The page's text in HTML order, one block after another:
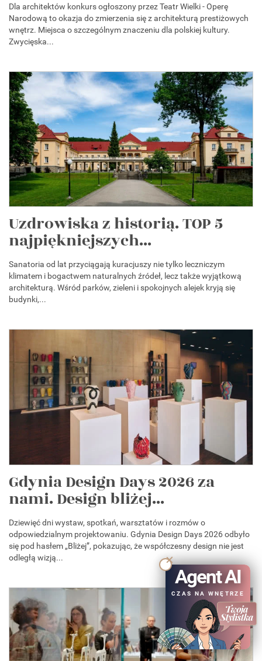
Dla architektów konkurs ogłoszony przez Teatr Wielki - Operę
Narodową to okazja do zmierzenia się z architekturą prestiżowych
wnętrz. Miejsca o szczególnym znaczeniu dla polskiej kultury.
Zwycięska...
Uzdrowiska z historią. TOP 5
najpiękniejszych...
Sanatoria od lat przyciągają kuracjuszy nie tylko leczniczym
klimatem i bogactwem naturalnych źródeł, lecz także wyjątkową
architekturą. Wśród parków, zieleni i spokojnych alejek kryją się
budynki,...
Gdynia Design Days 2026 za
nami. Design bliżej...
Dziewięć dni wystaw, spotkań, warsztatów i rozmów o
odpowiedzialnym projektowaniu. Gdynia Design Days 2026 odbyło
się pod hasłem „Bliżej”, pokazując, że współczesny design nie jest
odległą wizją...
Agent AI
CZAS NA WNĘTRZE